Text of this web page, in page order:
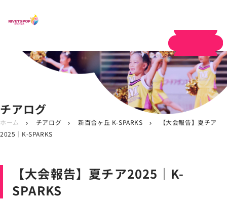
チアログ
ホーム chevron_right チアログ chevron_right 新百合ヶ丘 K-SPARKS chevron_right
【大会報告】夏チア
2025｜K-SPARKS
【大会報告】夏チア2025｜K-
SPARKS